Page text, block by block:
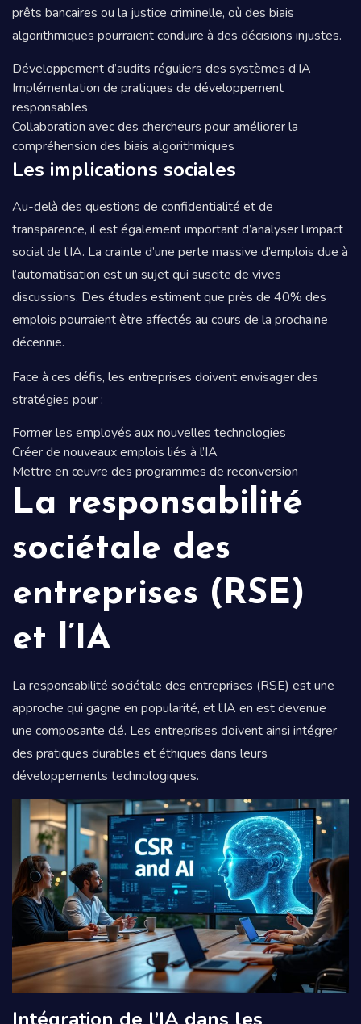
prêts bancaires ou la justice criminelle, où des biais
algorithmiques pourraient conduire à des décisions injustes.
Développement d’audits réguliers des systèmes d’IA
Implémentation de pratiques de développement
responsables
Collaboration avec des chercheurs pour améliorer la
compréhension des biais algorithmiques
Les implications sociales
Au-delà des questions de confidentialité et de
transparence, il est également important d’analyser l’impact
social de l’IA. La crainte d’une perte massive d’emplois due à
l’automatisation est un sujet qui suscite de vives
discussions. Des études estiment que près de 40% des
emplois pourraient être affectés au cours de la prochaine
décennie.
Face à ces défis, les entreprises doivent envisager des
stratégies pour :
Former les employés aux nouvelles technologies
Créer de nouveaux emplois liés à l’IA
Mettre en œuvre des programmes de reconversion
La responsabilité
sociétale des
entreprises (RSE)
et l’IA
La responsabilité sociétale des entreprises (RSE) est une
approche qui gagne en popularité, et l’IA en est devenue
une composante clé. Les entreprises doivent ainsi intégrer
des pratiques durables et éthiques dans leurs
développements technologiques.